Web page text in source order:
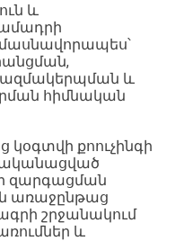
և
և
հիմնական
կօգտվի քոուչինգի
զարգացման
առաջընթաց
շրջանակում
և